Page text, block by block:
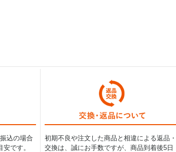
込の場合
です。
初期不良や注文した商品と相違による返品・
交換は、誠にお手数ですが、商品到着後5日